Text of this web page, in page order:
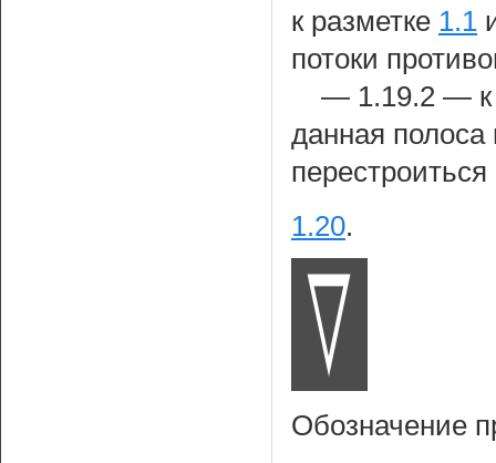
к разметке 1.1
потоки
— 1.19.2 — к
данная
1.20.
Обозначение